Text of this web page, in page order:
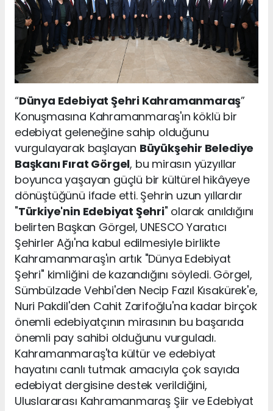
“Dünya Edebiyat Şehri Kahramanmaraş”
Konuşmasına Kahramanmaraş'ın köklü bir
edebiyat geleneğine sahip olduğunu
vurgulayarak başlayan Büyükşehir Belediye
Başkanı Fırat Görgel, bu mirasın yüzyıllar
boyunca yaşayan güçlü bir kültürel hikâyeye
dönüştüğünü ifade etti. Şehrin uzun yıllardır
"Türkiye'nin Edebiyat Şehri" olarak anıldığını
belirten Başkan Görgel, UNESCO Yaratıcı
Şehirler Ağı'na kabul edilmesiyle birlikte
Kahramanmaraş'ın artık "Dünya Edebiyat
Şehri" kimliğini de kazandığını söyledi. Görgel,
Sümbülzade Vehbi'den Necip Fazıl Kısakürek'e,
Nuri Pakdil'den Cahit Zarifoğlu'na kadar birçok
önemli edebiyatçının mirasının bu başarıda
önemli pay sahibi olduğunu vurguladı.
Kahramanmaraş'ta kültür ve edebiyat
hayatını canlı tutmak amacıyla çok sayıda
edebiyat dergisine destek verildiğini,
Uluslararası Kahramanmaraş Şiir ve Edebiyat